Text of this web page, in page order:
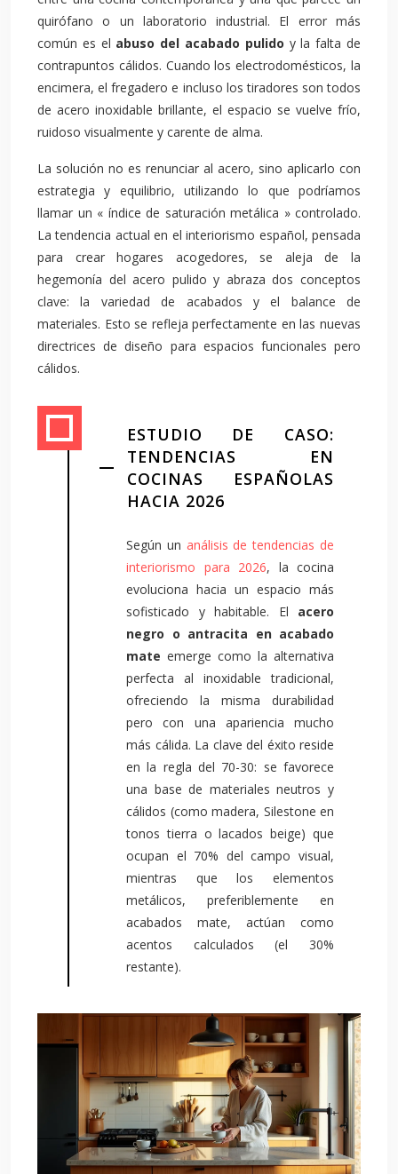
quirófano o un laboratorio industrial. El error más
común es el abuso del acabado pulido y la falta de
contrapuntos cálidos. Cuando los electrodomésticos, la
encimera, el fregadero e incluso los tiradores son todos
de acero inoxidable brillante, el espacio se vuelve frío,
ruidoso visualmente y carente de alma.
La solución no es renunciar al acero, sino aplicarlo con
estrategia y equilibrio, utilizando lo que podríamos
llamar un « índice de saturación metálica » controlado.
La tendencia actual en el interiorismo español, pensada
para crear hogares acogedores, se aleja de la
hegemonía del acero pulido y abraza dos conceptos
clave: la variedad de acabados y el balance de
materiales. Esto se refleja perfectamente en las nuevas
directrices de diseño para espacios funcionales pero
cálidos.
ESTUDIO DE CASO:
TENDENCIAS EN
COCINAS ESPAÑOLAS
HACIA 2026
Según un análisis de tendencias de
interiorismo para 2026, la cocina
evoluciona hacia un espacio más
sofisticado y habitable. El acero
negro o antracita en acabado
mate emerge como la alternativa
perfecta al inoxidable tradicional,
ofreciendo la misma durabilidad
pero con una apariencia mucho
más cálida. La clave del éxito reside
en la regla del 70-30: se favorece
una base de materiales neutros y
cálidos (como madera, Silestone en
tonos tierra o lacados beige) que
ocupan el 70% del campo visual,
mientras que los elementos
metálicos, preferiblemente en
acabados mate, actúan como
acentos calculados (el 30%
restante).